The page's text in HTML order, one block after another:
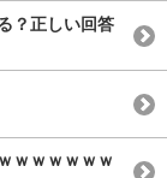
？正しい回答
ｗｗｗｗｗｗ